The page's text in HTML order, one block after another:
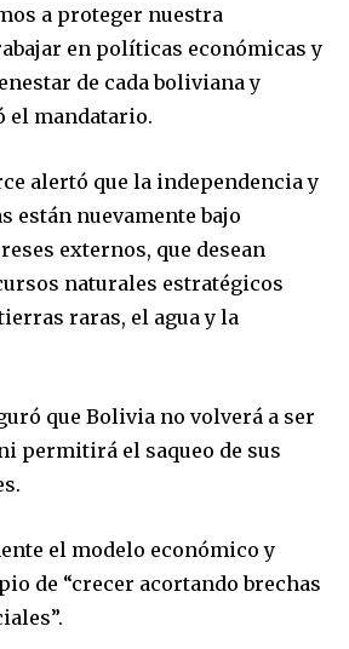
and be part of the
your email address on our website
a proteger nuestra
en políticas económicas y
de cada boliviana y
el mandatario.
alertó que la independencia y
están nuevamente bajo
externos, que desean
naturales estratégicos
raras, el agua y la
que Bolivia no volverá a ser
permitirá el saqueo de sus
el modelo económico y
de “crecer acortando brechas